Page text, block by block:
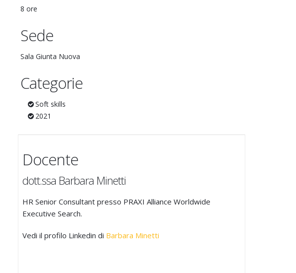
8 ore
Sede
Sala Giunta Nuova
Categorie
Soft skills
2021
Docente
dott.ssa Barbara Minetti
HR Senior Consultant presso PRAXI Alliance Worldwide
Executive Search.
Vedi il profilo Linkedin di Barbara Minetti